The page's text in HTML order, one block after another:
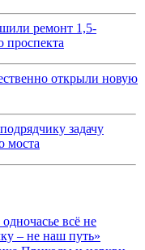
ремонт 1,5-
проспекта
открыли новую
задачу
моста
всё не
– не наш путь»